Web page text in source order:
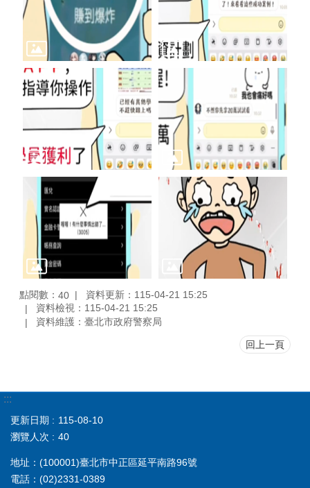
點閱數： 40
資料更新：115-04-21 15:25
資料檢視：115-04-21 15:25
資料維護：臺北市政府警察局
回上一頁
:::
更新日期
115-08-10
瀏覽人次
40
地址：(100001)臺北市中正區延平南路96號
電話：(02)2331-0389